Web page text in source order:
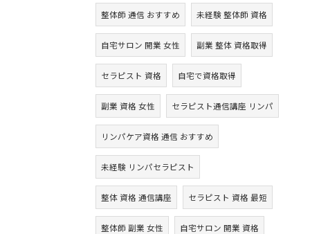
整体師 通信 おすすめ 未経験 整体師 資格
自宅サロン 開業 女性 副業 整体 資格取得
セラピスト 資格 自宅で資格取得
副業 資格 女性 セラピスト通信講座 リンパ
リンパケア資格 通信 おすすめ
未経験 リンパセラピスト
整体 資格 通信講座 セラピスト 資格 最短
整体師 副業 女性 自宅サロン 開業 資格